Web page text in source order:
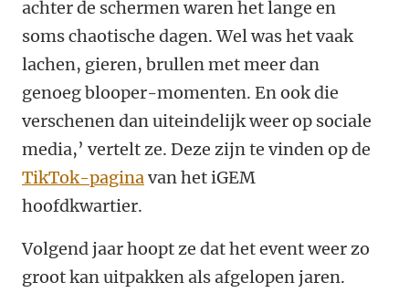
achter de schermen waren het lange en
soms chaotische dagen. Wel was het vaak
lachen, gieren, brullen met meer dan
genoeg blooper-momenten. En ook die
verschenen dan uiteindelijk weer op sociale
media,’ vertelt ze. Deze zijn te vinden op de
TikTok-paginavan het iGEM
hoofdkwartier.
Volgend jaar hoopt ze dat het event weer zo
groot kan uitpakken als afgelopen jaren.